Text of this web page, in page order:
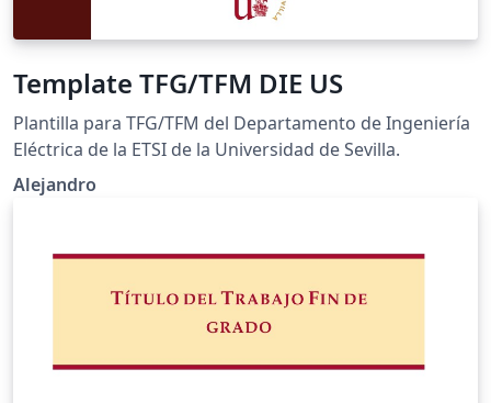
Template TFG/TFM DIE US
Plantilla para TFG/TFM del Departamento de Ingeniería
Eléctrica de la ETSI de la Universidad de Sevilla.
Alejandro